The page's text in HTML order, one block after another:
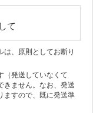
て
は、原則としてお断り
（発送していなくて
きません。なお、発送
ますので、既に発送準